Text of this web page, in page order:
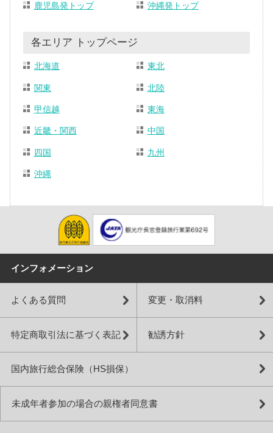
鹿児島発トップ 沖縄発トップ
各エリア トップページ
北海道 東北
関東 北陸
甲信越 東海
近畿・関西 中国
四国 九州
沖縄
インフォメーション
よくある質問 変更・取消料
特定商取引法に基づく表記 勧誘方針
国内旅行総合保険（HS損保）
未成年者参加の場合の親権者同意書